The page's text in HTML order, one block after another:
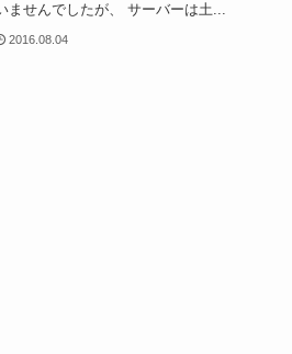
ませんでしたが、 サーバーは土...
2016.08.04